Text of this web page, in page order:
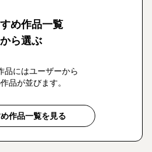
め作品一覧
から選ぶ
品にはユーザーから
品が並びます。
作品一覧を見る